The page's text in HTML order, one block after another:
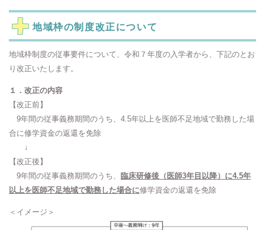
地域枠の制度改正について
地域枠制度の従事要件について、令和７年度の入学者から、下記のとお
り改正いたします。
１．改正の内容
【改正前】
9年間の従事義務期間のうち、4.5年以上を医師不足地域で勤務した場
合に修学資金の返還を免除
↓
【改正後】
9年間の従事義務期間のうち、
臨床研修後（医師3年目以降）に4.5年
以上を医師不足地域で勤務した場合に修学資金の返還を免除
＜イメージ＞